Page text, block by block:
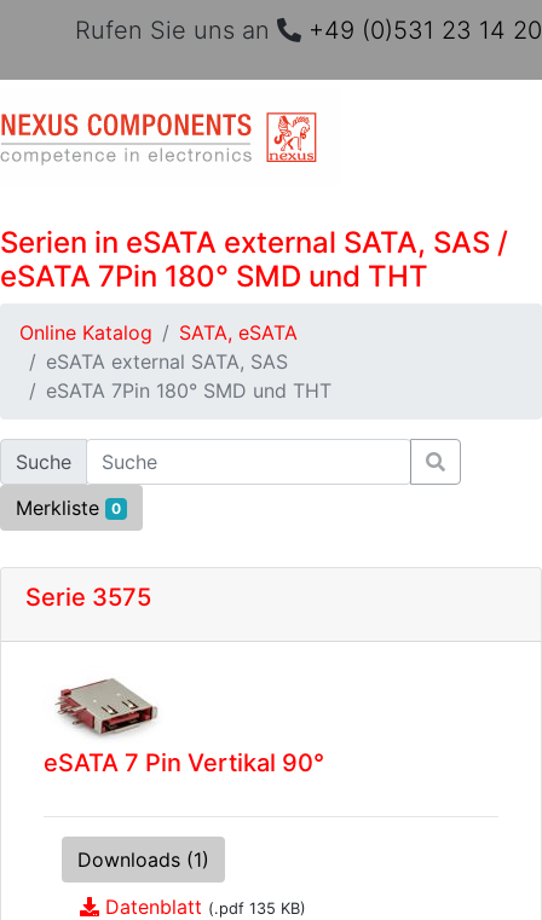
Rufen Sie uns an +49 (0)531 23 14 20
Serien in eSATA external SATA, SAS /
eSATA 7Pin 180° SMD und THT
Online Katalog
SATA, eSATA
eSATA external SATA, SAS
eSATA 7Pin 180° SMD und THT
Suche
Merkliste
0
Serie 3575
eSATA 7 Pin Vertikal 90°
Downloads (1)
Datenblatt (.pdf 135 KB)